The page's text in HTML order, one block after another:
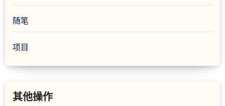
随笔
项目
其他操作